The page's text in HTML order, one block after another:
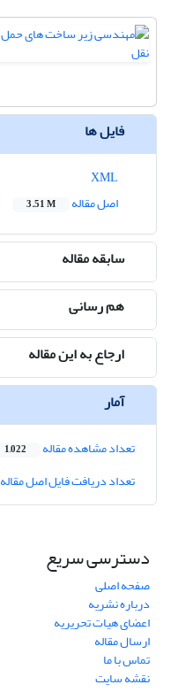
فایل ها
اصل مقاله
3.51 M
سابقه مقاله
هم رسانی
ارجاع به این مقاله
آمار
تعداد مشاهده مقاله 1,022
تعداد دریافت فایل اصل مقاله
دسترسی سریع
صفحه اصلی
درباره نشریه
اعضای هیات تحریریه
ارسال مقاله
تماس با ما
نقشه سایت